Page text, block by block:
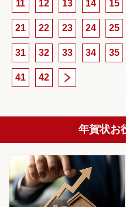
11 12 13 14 15
21 22 23 24 25
31 32 33 34 35
41 42
年賀状お